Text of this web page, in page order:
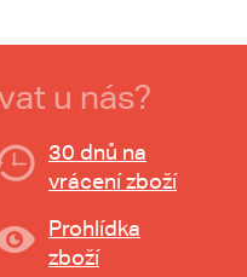
u nás?
30 dnů na
vrácení zboží
Prohlídka
zboží